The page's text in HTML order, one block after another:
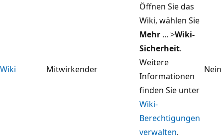
Wiki Mitwirkender
Öffnen Sie das
Wiki, wählen Sie
Mehr ... >Wiki-
Sicherheit.
Weitere
Informationen
finden Sie unter
Wiki-
Berechtigungen
verwalten.
Nein